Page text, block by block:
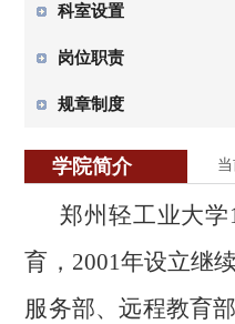
科室设置
岗位职责
规章制度
学院简介 当
郑州轻工业大
育，2001年设立继
服务部、远程教育